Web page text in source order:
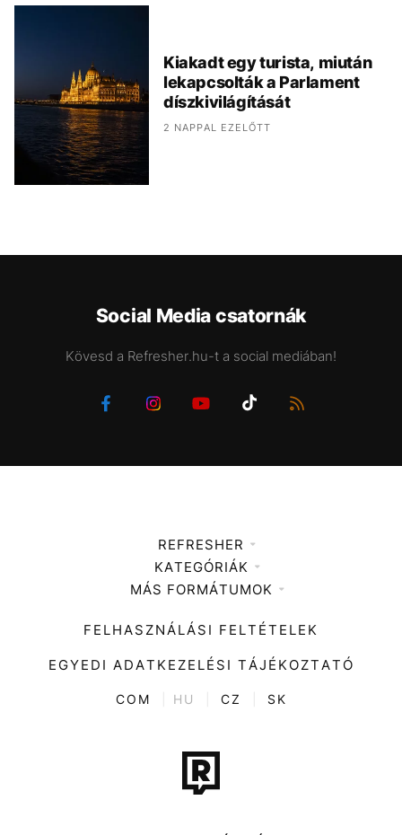
Kiakadt egy turista, miután
lekapcsolták a Parlament
díszkivilágítását
2 NAPPAL EZELŐTT
Social Media csatornák
Kövesd a Refresher.hu-t a social mediában!
REFRESHER
Médiaajánlat
KATEGÓRIÁK
Zene
Divat
Kultúra
ENTR
Tech-Tudomány
Sport
MÁS FORMÁTUMOK
FELHASZNÁLÁSI FELTÉTELEK
EGYEDI ADATKEZELÉSI TÁJÉKOZTATÓ
COM HU CZ SK